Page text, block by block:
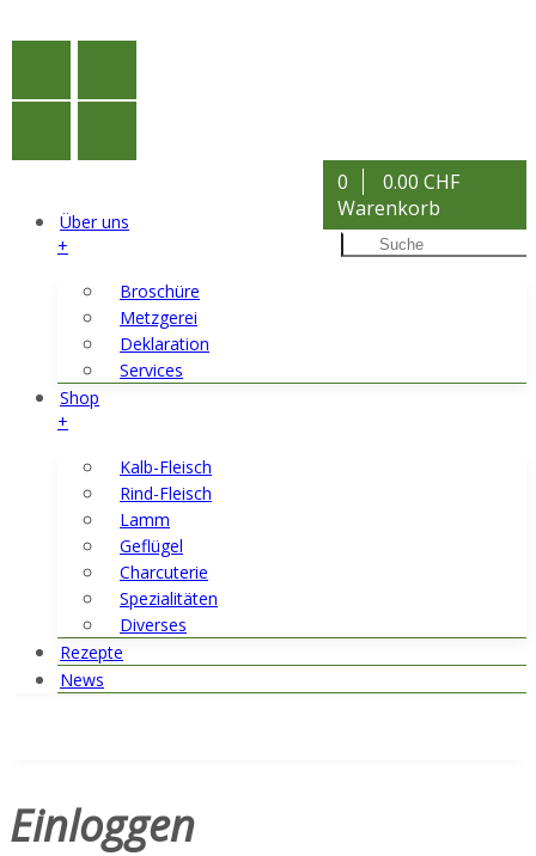
0
0.00 CHF
Warenkorb
Über uns
+
Broschüre
Metzgerei
Deklaration
Services
Shop
+
Kalb-Fleisch
Rind-Fleisch
Lamm
Geflügel
Charcuterie
Spezialitäten
Diverses
Rezepte
News
Einloggen